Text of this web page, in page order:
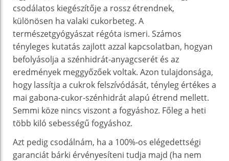
csodálatos kiegészítője a rossz étrendnek,
különösen ha valaki cukorbeteg. A
természetgyógyászat régóta ismeri. Számos
tényleges kutatás zajlott azzal kapcsolatban, hogyan
befolyásolja a szénhidrát-anyagcserét és az
eredmények meggyőzőek voltak. Azon tulajdonsága,
hogy lassítja a cukrok felszívódását, tényleg értékes a
mai gabona-cukor-szénhidrát alapú étrend mellett.
Semmi köze nincs viszont a fogyáshoz. Főleg a heti
több kiló sebességű fogyáshoz.
Azt pedig csodálnám, ha a 100%-os elégedettségi
garanciát bárki érvényesíteni tudja majd (ha nem